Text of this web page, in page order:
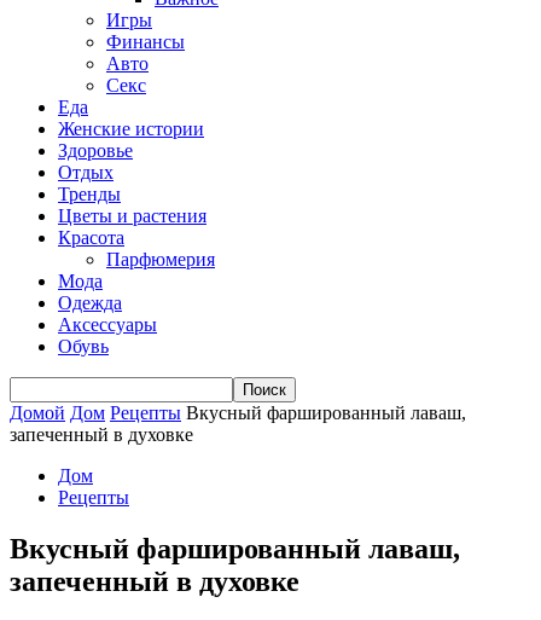
Игры
Финансы
Авто
Секс
Еда
Женские истории
Здоровье
Отдых
Тренды
Цветы и растения
Красота
Парфюмерия
Мода
Одежда
Аксессуары
Обувь
Домой Дом Рецепты Вкусный фаршированный лаваш,
запеченный в духовке
Дом
Рецепты
Вкусный фаршированный лаваш,
запеченный в духовке